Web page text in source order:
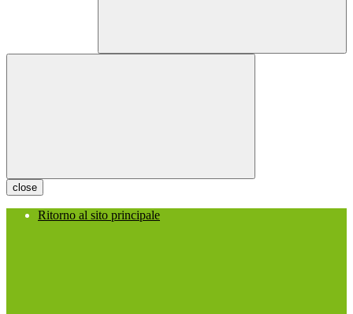
close
Ritorno al sito principale